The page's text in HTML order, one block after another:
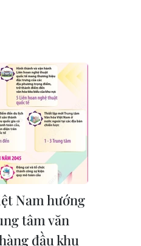
Nam hướng
tâm văn
đầu khu